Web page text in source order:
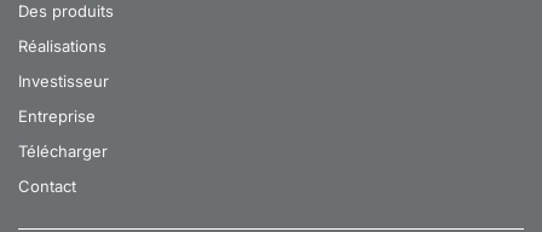
Des produits
Réalisations
Investisseur
Entreprise
Télécharger
Contact